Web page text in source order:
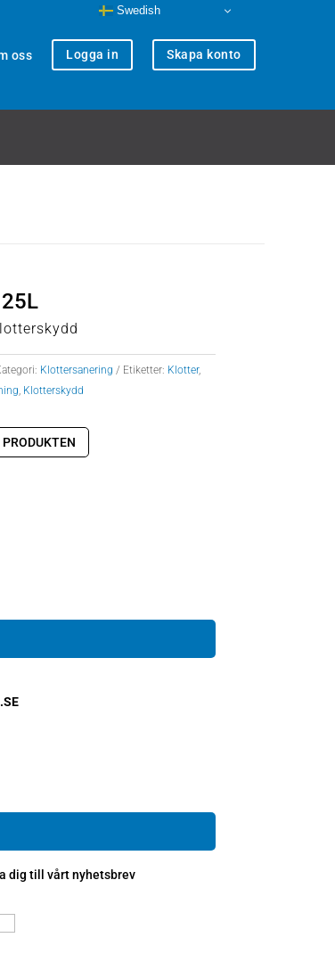
oss Logga in Skapa konto
Klottersanering Etiketter: Klotter,
, Klotterskydd
dig till vårt nyhetsbrev
Swedish